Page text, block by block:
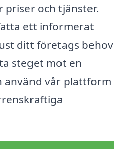
priser och tjänster.
ett informerat
ditt företags behov
steget mot en
använd vår plattform